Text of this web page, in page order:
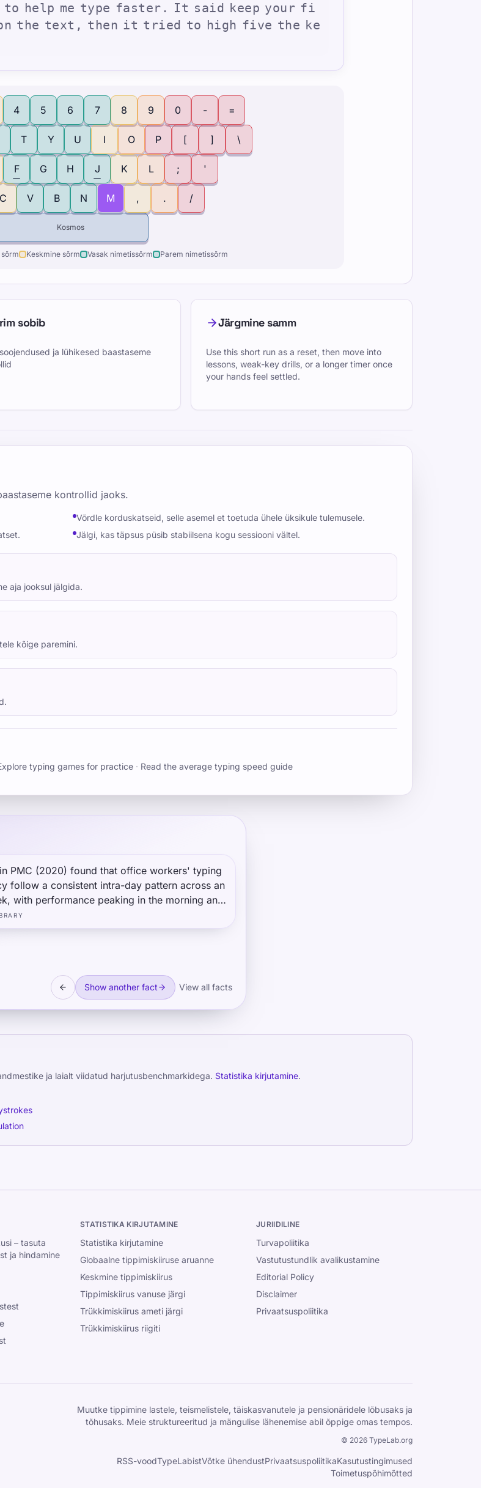
to help me type faster . It said keep you r fi
n t he text , t hen it t ried to high five the ke
4 5 6 7 8 9 0 - =
T Y U I O P [ ] \
F G H J K L ; '
C V B N M , . /
Kosmos
Keskmine sõrm Vasak nimetissõrm Parem nimetissõrm
sobib
ja lühikesed baastaseme
Järgmine samm
Use this short run as a reset, then move into
lessons, weak-key drills, or a longer timer once
your hands feel settled.
kontrollid jaoks.
Võrdle korduskatseid, selle asemel et toetuda ühele üksikule tulemusele.
Jälgi, kas täpsus püsib stabiilsena kogu sessiooni vältel.
aja jooksul jälgida.
kõige paremini.
typing games for practice · Read the average typing speed guide
PMC (2020) found that office workers' typing
follow a consistent intra-day pattern across an
with performance peaking in the morning and
afternoon — and that this pattern is
individuals, suggesting it reflects a shared
Show another fact View all facts
ja laialt viidatud harjutusbenchmarkidega. Statistika kirjutamine.
– tasuta
ja hindamine
STATISTIKA KIRJUTAMINE
Statistika kirjutamine
Globaalne tippimiskiiruse aruanne
Keskmine tippimiskiirus
Tippimiskiirus vanuse järgi
Trükkimiskiirus ameti järgi
Trükkimiskiirus riigiti
JURIIDILINE
Turvapoliitika
Vastutustundlik avalikustamine
Editorial Policy
Disclaimer
Privaatsuspoliitika
Muutke tippimine lastele, teismelistele, täiskasvanutele ja pensionäridele lõbusaks ja
tõhusaks. Meie struktureeritud ja mängulise lähenemise abil õppige omas tempos.
© 2026 TypeLab.org
RSS-voodTypeLabistVõtke ühendustPrivaatsuspoliitikaKasutustingimused
Toimetuspõhimõtted